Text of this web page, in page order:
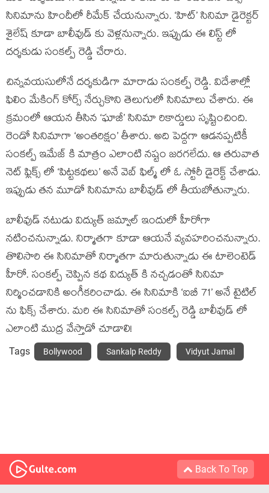
సినిమాను హిందీలో రీమేక్ చేయనున్నారు. ‘హిట్’ సినిమా డైరెక్టర్
శైలేష్ కూడా బాలీవుడ్ కు వెళ్లనున్నారు. ఇప్పుడు ఈ లిస్ట్ లో
దర్శకుడు సంకల్ప్ రెడ్డి చేరారు.
చిన్నవయసులోనే దర్శకుడిగా మారాడు సంకల్ప్ రెడ్డి. విదేశాల్లో
ఫిలిం మేకింగ్ కోర్స్ నేర్చుకొని తెలుగులో సినిమాలు చేశారు. ఈ
క్రమంలో ఆయన తీసిన ‘ఘాజీ’ సినిమా రికార్డులు సృష్టించింది.
రెండో సినిమాగా ‘అంతరిక్షం’ తీశారు. అది పెద్దగా ఆడనప్పటికీ
సంకల్ప్ ఇమేజ్ కి మాత్రం ఎలాంటి నష్టం జరగలేదు. ఆ తరువాత
నెట్ ఫ్లిక్స్ లో ‘పిట్టకథలు’ అనే వెబ్ ఫిల్మ్ లో ఓ స్టోరీ డైరెక్ట్ చేశాడు.
ఇప్పుడు తన మూడో సినిమాను బాలీవుడ్ లో తీయబోతున్నారు.
బాలీవుడ్ నటుడు విద్యుత్ జమ్వాల్ ఇందులో హీరోగా
నటించనున్నాడు. నిర్మాతగా కూడా ఆయనే వ్యవహరించనున్నారు.
తొలిసారి ఈ సినిమాతో నిర్మాతగా మారుతున్నాడు ఈ టాలెంటెడ్
హీరో. సంకల్ప్ చెప్పిన కథ విద్యుత్ కి నచ్చడంతో సినిమా
నిర్మించడానికి అంగీకరించాడు. ఈ సినిమాకి ‘ఐబీ 71’ అనే టైటిల్
ను ఫిక్స్ చేశారు. మరి ఈ సినిమాతో సంకల్ప్ రెడ్డి బాలీవుడ్ లో
ఎలాంటి ముద్ర వేస్తాడో చూడాలి!
Tags Bollywood Sankalp Reddy Vidyut Jamal
Back To Top